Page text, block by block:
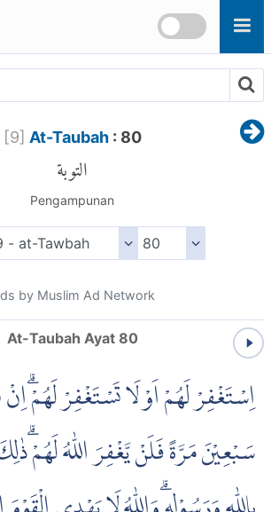
[9] At-Taubah: 80
التوبة
Pengampunan
by Muslim Ad Network
At-Taubah Ayat 80
اِسْتَغْفِرْ لَهُمْ اَوْ لَا تَسْتَغْفِرْ لَهُمْۗ
سَبْعِيْنَ مَرَّةً فَلَنْ يَّغْفِرَ اللّٰهُ لَهُمْ